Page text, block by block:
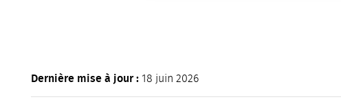
Dernière mise à jour : 18 juin 2026